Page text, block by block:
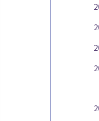
探したいワードを